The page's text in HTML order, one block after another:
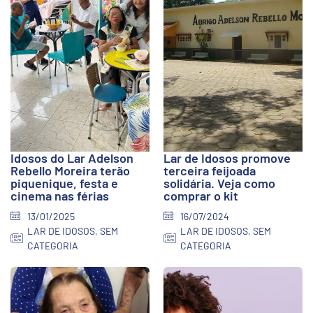
Idosos do Lar Adelson
Rebello Moreira terão
piquenique, festa e
cinema nas férias
13/01/2025
LAR DE IDOSOS, SEM
CATEGORIA
Lar de Idosos promove
terceira feijoada
solidária. Veja como
comprar o kit
16/07/2024
LAR DE IDOSOS, SEM
CATEGORIA